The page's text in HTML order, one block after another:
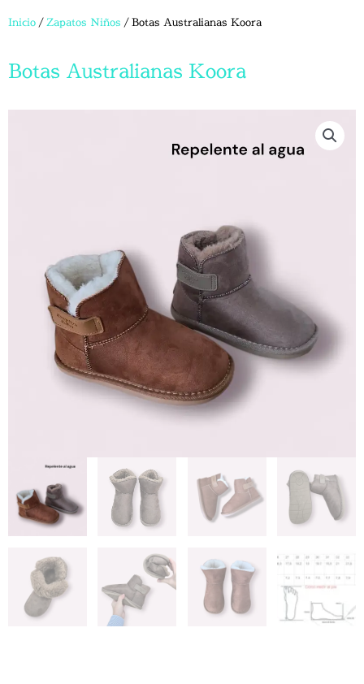
Inicio /Zapatos Niños / Botas Australianas Koora
Botas Australianas Koora